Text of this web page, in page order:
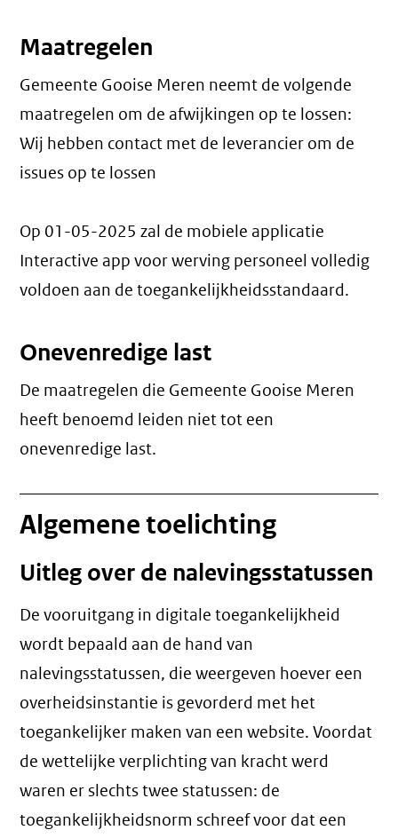
Maatregelen
Gemeente Gooise Meren neemt de volgende
maatregelen om de afwijkingen op te lossen:
Wij hebben contact met de leverancier om de
issues op te lossen
Op 01-05-2025 zal de mobiele applicatie
Interactive app voor werving personeel volledig
voldoen aan de toegankelijkheidsstandaard.
Onevenredige last
De maatregelen die Gemeente Gooise Meren
heeft benoemd leiden niet tot een
onevenredige last.
Algemene toelichting
Uitleg over de nalevingsstatussen
De vooruitgang in digitale toegankelijkheid
wordt bepaald aan de hand van
nalevingsstatussen, die weergeven hoever een
overheidsinstantie is gevorderd met het
toegankelijker maken van een website. Voordat
de wettelijke verplichting van kracht werd
waren er slechts twee statussen: de
toegankelijkheidsnorm schreef voor dat een